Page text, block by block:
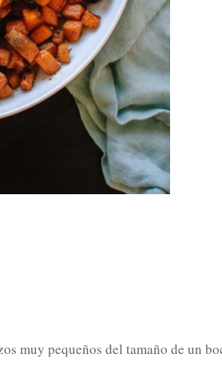
muy pequeños del tamaño de un